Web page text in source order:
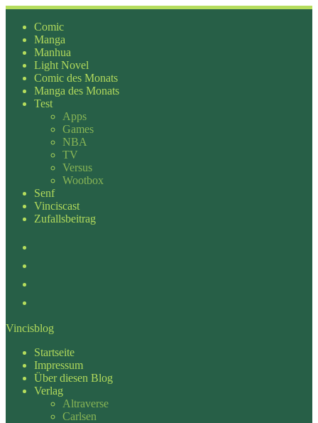
Zum
Inhalt
springen
Comic
Manga
Manhua
Light Novel
Comic des Monats
Manga des Monats
Test
Apps
Games
NBA
TV
Versus
Wootbox
Senf
Vinciscast
Zufallsbeitrag
Vincisblog
Startseite
Impressum
Über diesen Blog
Verlag
Altraverse
Carlsen